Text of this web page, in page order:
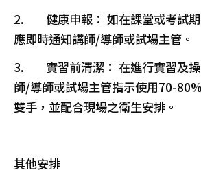
2. 健康申報： 如在課堂或考試期
應即時通知講師/導師或試場主管。
3. 實習前清潔： 在進行實習及操
師/導師或試場主管指示使用70-
雙手，並配合現場之衛生安排。
其他安排